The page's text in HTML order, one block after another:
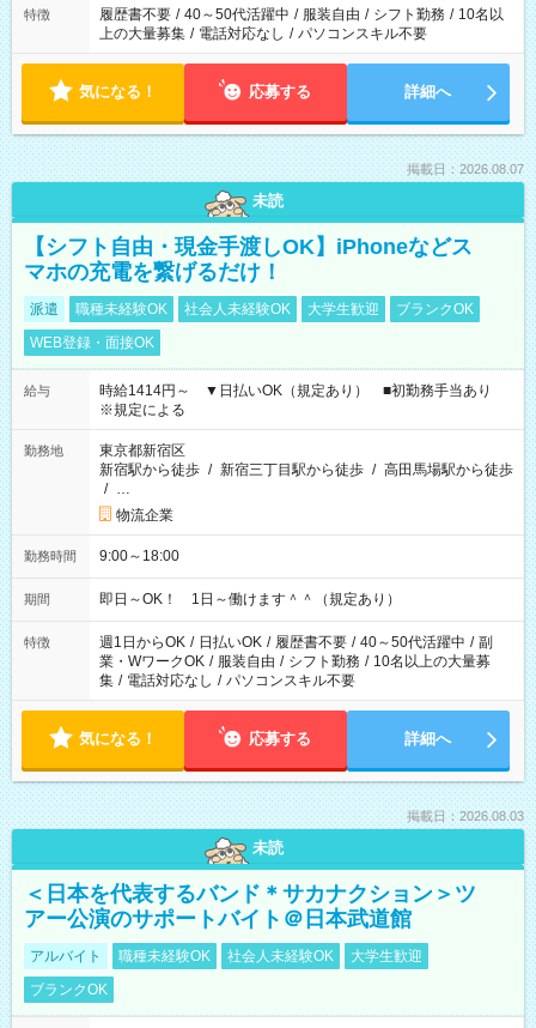
合は応募できません。
特徴 履歴書不要 / 40～50代活躍中 / 服装自由 / シフト勤務 / 10名以
上の大量募集 / 電話対応なし / パソコンスキル不要
気になる！ 応募する 詳細へ
掲載日：2026.08.07
未読
【シフト自由・現金手渡しOK】iPhoneなどス
マホの充電を繋げるだけ！
派遣 職種未経験OK 社会人未経験OK 大学生歓迎
ブランクOK
WEB登録・面接OK
給与
時給1414円～ ▼日払いOK（規定あり） ■初勤務手当あり
※規定による
勤務地
東京都新宿区
新宿駅から徒歩 / 新宿三丁目駅から徒歩 / 高田馬場駅から徒歩
/ …
物流企業
勤務時間 9:00～18:00
期間 即日～OK！ 1日～働けます＾＾（規定あり）
特徴 週1日からOK / 日払いOK / 履歴書不要 / 40～50代活躍中 / 副
業・WワークOK / 服装自由 / シフト勤務 / 10名以上の大量募
集 / 電話対応なし / パソコンスキル不要
気になる！ 応募する 詳細へ
掲載日：2026.08.03
未読
＜日本を代表するバンド＊サカナクション＞ツ
アー公演のサポートバイト＠日本武道館
アルバイト 職種未経験OK 社会人未経験OK
大学生歓迎
ブランクOK